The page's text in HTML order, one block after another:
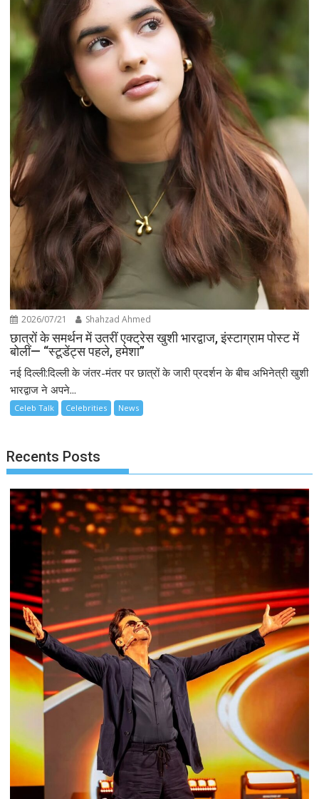
2026/07/21 Shahzad Ahmed
छात्रों के समर्थन में उतरीं एक्ट्रेस खुशी भारद्वाज, इंस्टाग्राम पोस्ट में
बोलीं— “स्टूडेंट्स पहले, हमेशा”
नई दिल्ली:दिल्ली के जंतर-मंतर पर छात्रों के जारी प्रदर्शन के बीच अभिनेत्री खुशी
भारद्वाज ने अपने...
Celeb Talk Celebrities News
Recents Posts